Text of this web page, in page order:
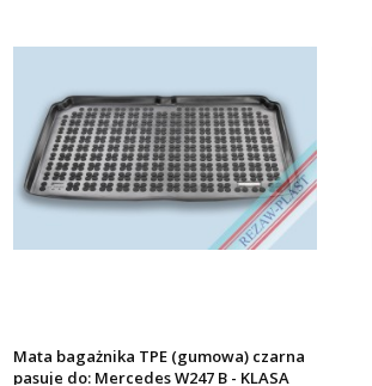
Mata bagażnika TPE (gumowa) czarna
pasuje do: Mercedes W247 B - KLASA